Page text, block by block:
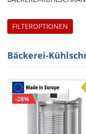
Bäckerei-
-28%
FILTEROPTIONEN